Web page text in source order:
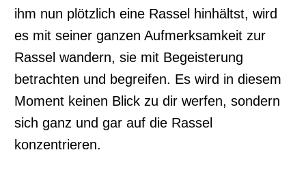
ihm nun plötzlich eine Rassel hinhältst, wird
es mit seiner ganzen Aufmerksamkeit zur
Rassel wandern, sie mit Begeisterung
betrachten und begreifen. Es wird in diesem
Moment keinen Blick zu dir werfen, sondern
sich ganz und gar auf die Rassel
konzentrieren.